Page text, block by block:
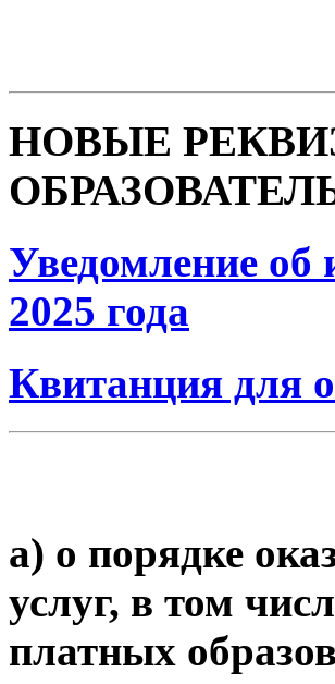
НОВЫЕ
Уведомление об
2025 года
Квитанция для
а) о порядке
услуг, в том
платных